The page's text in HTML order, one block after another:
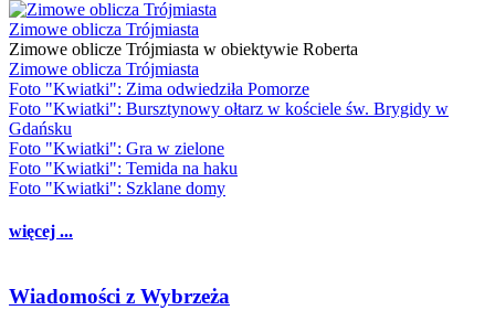
Zimowe oblicza Trójmiasta
Zimowe oblicze Trójmiasta w obiektywie Roberta
Zimowe oblicza Trójmiasta
Foto "Kwiatki": Zima odwiedziła Pomorze
Foto "Kwiatki": Bursztynowy ołtarz w kościele św. Brygidy w
Gdańsku
Foto "Kwiatki": Gra w zielone
Foto "Kwiatki": Temida na haku
Foto "Kwiatki": Szklane domy
więcej ...
Wiadomości z Wybrzeża